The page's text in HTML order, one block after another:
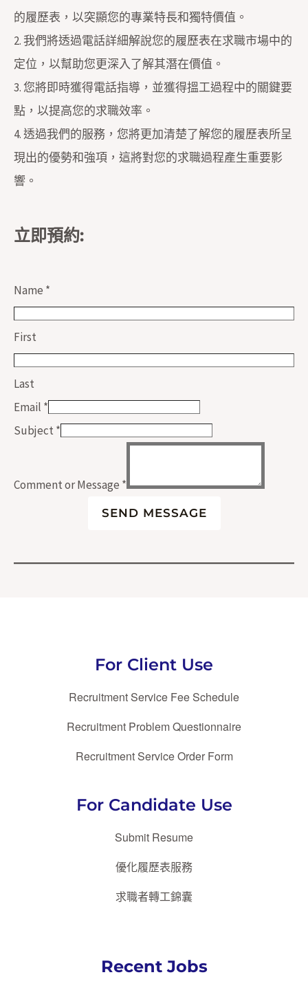
的履歷表，以突顯您的專業特長和獨特價值。
2. 我們將透過電話詳細解說您的履歷表在求職市場中的
定位，以幫助您更深入了解其潛在價值。
3. 您將即時獲得電話指導，並獲得搵工過程中的關鍵要
點，以提高您的求職效率。
4. 透過我們的服務，您將更加清楚了解您的履歷表所呈
現出的優勢和強項，這將對您的求職過程產生重要影
響。
立即預約:
Name *
First
Last
Email *
Subject *
Comment or Message *
SEND MESSAGE
For Client Use
Recruitment Service Fee Schedule
Recruitment Problem Questionnaire
Recruitment Service Order Form
For Candidate Use
Submit Resume
優化履歷表服務
求職者轉工錦囊
Recent Jobs